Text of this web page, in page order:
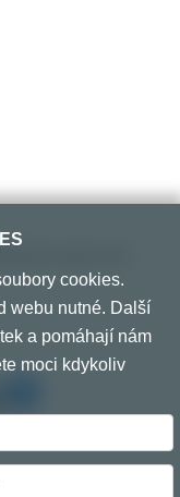
cookies.
webu nutné. Další
a pomáhají nám
moci kdykoliv